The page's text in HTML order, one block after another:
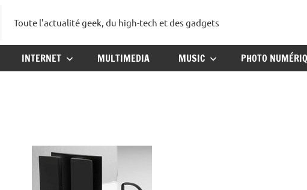
lebloggadget
Toute l'actualité geek, du high-tech et des gadgets
INTERNET MULTIMEDIA MUSIC PHOTO